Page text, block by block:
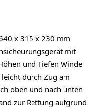
x 315 x 230 mm
mit
und Tiefen Winde
durch Zug am
oben und nach unten
zur Rettung aufgrund